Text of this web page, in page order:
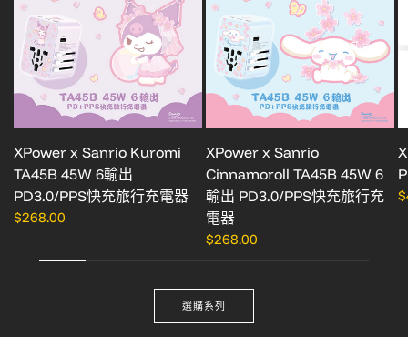
XPower x Sanrio Kuromi
TA45B 45W 6輸出
PD3.0/PPS快充旅行充電器
$268.00
XPower x Sanrio
Cinnamoroll TA45B 45W 6
輸出 PD3.0/PPS快充旅行充
電器
$268.00
選購系列